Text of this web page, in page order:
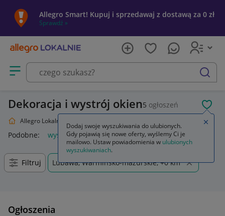
Allegro Smart! Kupuj i sprzedawaj z dostawą za 0 zł
Sprawdź »
Otwórz menu z kategoriami
szukaj
Dekoracja i wystrój okien5 ogłoszeń
Allegro Lokalnie
Podobne: wystrój okien lart wystrój okien
Filtruj Lubawa, Warmińsko-mazurskie, +0 km
Ogłoszenia
Dodaj swoje wyszukiwania do ulubionych.
Gdy pojawią się nowe oferty, wyślemy Ci je
mailowo. Ustaw powiadomienia w ulubionych
wyszukiwaniach.